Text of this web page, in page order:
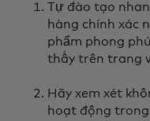
Tự đào tạo
hàng chính xác
phẩm phong
thấy trên trang
Hãy xem xét
hoạt động